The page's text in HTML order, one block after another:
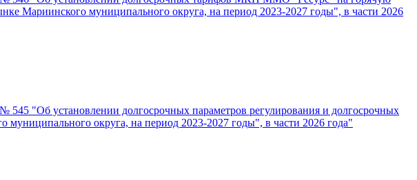
Мариинского муниципального округа, на период 2023-2027 годы", в части 2026
545 "Об установлении долгосрочных параметров регулирования и долгосрочных
округа, на период 2023-2027 годы", в части 2026 года"